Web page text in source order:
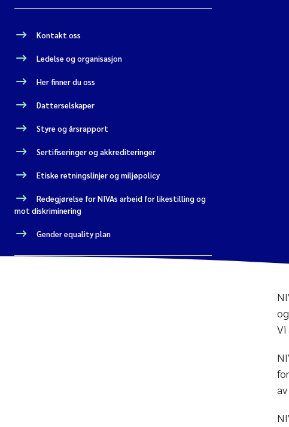
Kontakt oss
Ledelse og organisasjon
Her finner du oss
Datterselskaper
Styre og årsrapport
Sertifiseringer og akkrediteringer
Etiske retningslinjer og miljøpolicy
Redegjørelse for NIVAs arbeid for likestilling og
mot diskriminering
Gender equality plan
Vi